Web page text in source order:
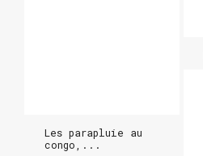
Les parapluie au
congo,...